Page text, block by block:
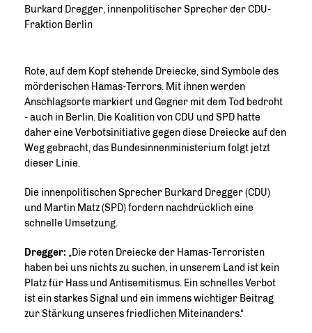
Burkard Dregger, innenpolitischer Sprecher der CDU-
Fraktion Berlin
Rote, auf dem Kopf stehende Dreiecke, sind Symbole des
mörderischen Hamas-Terrors. Mit ihnen werden
Anschlagsorte markiert und Gegner mit dem Tod bedroht
- auch in Berlin. Die Koalition von CDU und SPD hatte
daher eine Verbotsinitiative gegen diese Dreiecke auf den
Weg gebracht, das Bundesinnenministerium folgt jetzt
dieser Linie.
Die innenpolitischen Sprecher Burkard Dregger (CDU)
und Martin Matz (SPD) fordern nachdrücklich eine
schnelle Umsetzung.
Dregger: Die roten Dreiecke der Hamas-Terroristen
haben bei uns nichts zu suchen, in unserem Land ist kein
Platz für Hass und Antisemitismus. Ein schnelles Verbot
ist ein starkes Signal und ein immens wichtiger Beitrag
zur Stärkung unseres friedlichen Miteinanders.“